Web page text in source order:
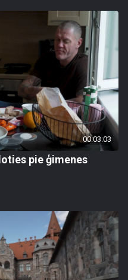
00:03:03
pie ģimenes